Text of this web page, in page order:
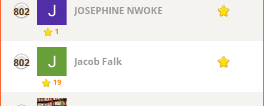
802
1
JOSEPHINE NWOKE 1
802
19
Jacob Falk 1